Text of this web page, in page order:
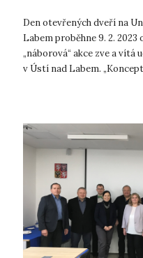
Den otevřených dveří na
Labem proběhne 9. 2. 2023
„náborová“ akce zve a vítá
v Ústí nad Labem.